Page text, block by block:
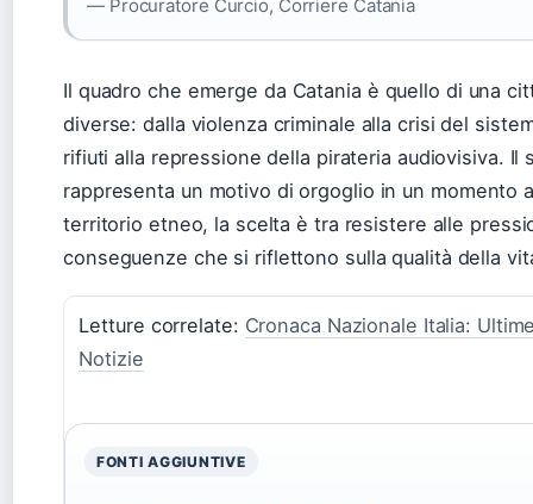
— Procuratore Curcio, Corriere Catania
Il quadro che emerge da Catania è quello di una
diverse: dalla violenza criminale alla crisi del
rifiuti alla repressione della pirateria audiovisiva. Il
rappresenta un motivo di orgoglio in un momento
territorio etneo, la scelta è tra resistere alle
conseguenze che si riflettono sulla qualità della
Letture correlate: Cronaca Nazionale Italia:
Notizie
FONTI AGGIUNTIVE